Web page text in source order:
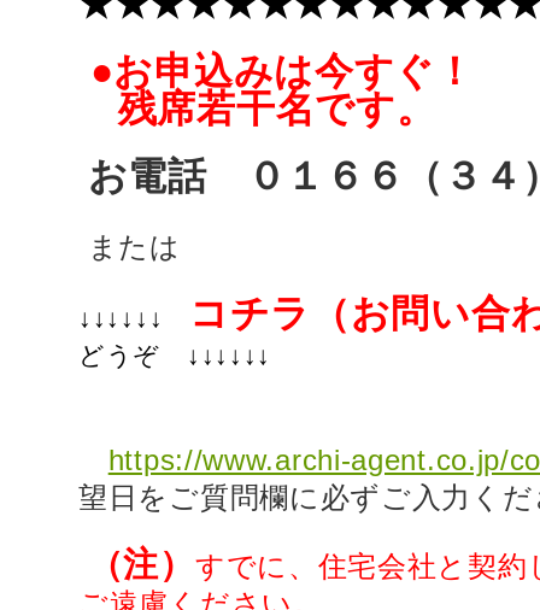
●お申込みは今すぐ！
残席若干名です。
お電話 ０１６６（３
または
↓↓↓↓↓↓ コチラ（お問い合
どうぞ ↓↓↓↓↓↓
https://www.archi-agent.co.jp/
望日をご質問欄に必ずご入力く
（注） すでに、住宅会社と契
ご遠慮ください。